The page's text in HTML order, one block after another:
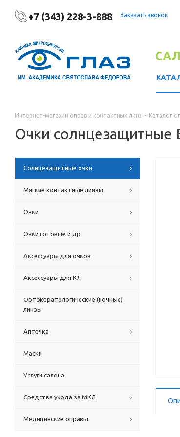
+7 (343) 228-3-888 Заказать звонок
Интернет-магазин оправ и контактных линз - Каталог
Очки солнцезащитные
Солнцезащитные очки
Мягкие контактные линзы
Очки
Очки готовые и др.
Аксессуары для очков
Аксессуары для КЛ
Ортокератологические (ночные)
линзы
Аптечка
Маски
Услуги салона
Средства ухода за МКЛ
Медицинские оправы